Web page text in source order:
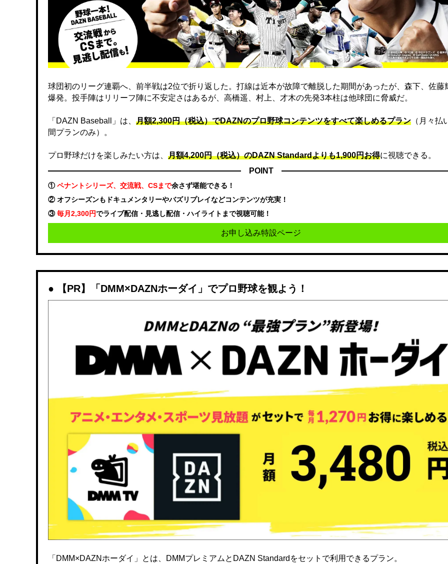
球団初のリーグ連覇へ、前半戦は2位で折り返した。打線は近本が故障で離脱した期間があったが、森下、佐藤
爆発。投手陣はリリーフ陣に不安定さはあるが、高橋遥、村上、才木の先発3本柱は他球団に脅威だ。
「DAZN Baseball」は、 月額2,300円（税込）でDAZNのプロ野球コンテンツをすべて楽しめるプラン （月々払
間プランのみ）。
プロ野球だけを楽しみたい方は、 月額4,200円（税込）のDAZN Standard​よりも1,900円お得に視聴できる。
POINT
①ペナントシリーズ、交流戦、CSまで余さず堪能できる！
② オフシーズンもドキュメンタリーやバズリプレイなどコンテンツが充実！
③毎月2,300円でライブ配信・見逃し配信・ハイライトまで視聴可能！
お申し込み特設ページ
【PR】「DMM×DAZNホーダイ」でプロ野球を観よう！
「DMM×DAZNホーダイ」とは、DMMプレミアムとDAZN Standardをセットで利用できるプラン。